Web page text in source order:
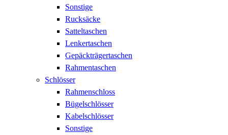
Sonstige
Rucksäcke
Satteltaschen
Lenkertaschen
Gepäckträgertaschen
Rahmentaschen
Schlösser
Rahmenschloss
Bügelschlösser
Kabelschlösser
Sonstige